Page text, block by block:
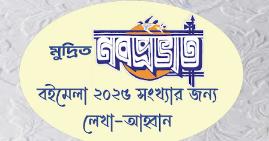
দেখছিস? ও বলতো, ওখানে আমার ছোট মা থাকে, দিদি থাকে, আমার ভুলু কুকুর থাকে । এ কথা আমাদের
বিশ্বাস হতো না । আবার খেলায় ফিরে যেতাম, খেলতাম । কিন্তু ও বসে বসে , ওপারের গাছ পালা , বাড়ি
ঘর দেখতো । কাছে গেলে বলতো , ওই যে সবুজ ,কচি কলাপাতা রঙের দালান বাড়ি, ওটাই আমাদের বাড়ি !
এই ভাবে মাস ছয়, বছর গড়াতে লাগলো । মনে প্রশ্ন জাগতে লাগলো, এ টা কি মন গড়া , বা বানিয়ে
বানিয়ে বলছে? সত্যি প্রকাশ হোল এক দিন । সে বাড়িতে কিছু ...